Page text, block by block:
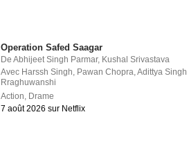
Operation Safed Saagar
DeAbhijeet Singh Parmar, Kushal Srivastava
Avec Harssh Singh, Pawan Chopra,Adittya Singh
Rraghuwanshi
Action, Drame
7 août 2026 sur Netflix